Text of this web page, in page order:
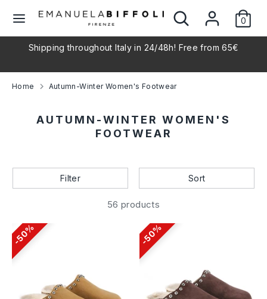
Search
Search
store
0
L
n
a
g
e
our
store
Shipping throughout Italy in 24/48h! Free from 65€
Home Autumn-Winter Women's Footwear
AUTUMN-WINTER WOMEN'S
FOOTWEAR
Filter Sort
56 products
50% 50%